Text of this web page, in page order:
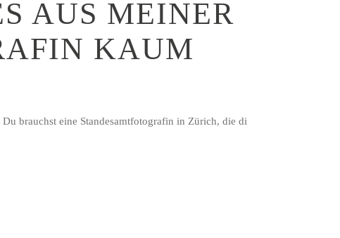
AUS MEINER
KAUM
brauchst eine Standesamtfotografin in Zürich, die di